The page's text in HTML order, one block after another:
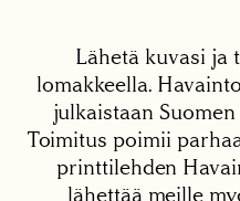
Lähetä kuvasi ja
lomakkeella.
julkaistaan
Toimitus poimii
printtilehden
lähettää meille